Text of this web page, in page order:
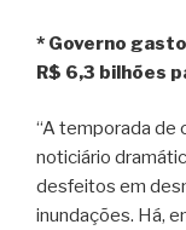
* Governo
R$ 6,3 bilhões
“A temporada de
noticiário
desfeitos em
inundações. Há,